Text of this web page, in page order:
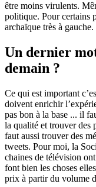
être moins virulents.
politique. Pour certains
archaïque très à gauche.
Un dernier
demain ?
Ce qui est important
doivent enrichir
pas bon à la base ... il
la qualité et trouver des
faut aussi trouver des
tweets. Pour moi, la
chaines de télévision
font bien les choses
prix à partir du volume